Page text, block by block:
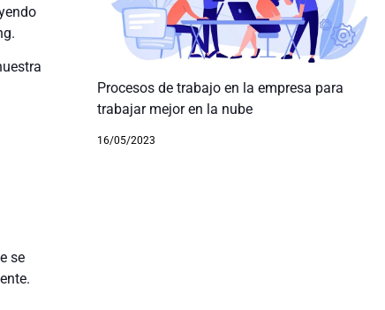
se
Procesos de trabajo en la empresa para
trabajar mejor en la nube
16/05/2023